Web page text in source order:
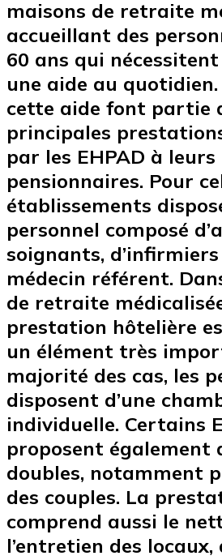
maisons de retraite
accueillant des
60 ans qui
une aide au quotidien.
cette aide font partie
principales
par les EHPAD à leurs
pensionnaires. Pour
établissements
personnel composé
soignants, d’infirmiers
médecin référent.
de retraite
prestation hôtelière
un élément très
majorité des cas, les
disposent d’une
individuelle. Certains
proposent également
doubles, notamment
des couples. La
comprend aussi le
l’entretien des locaux,